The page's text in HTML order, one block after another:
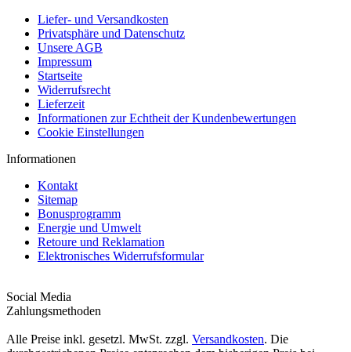
Liefer- und Versandkosten
Privatsphäre und Datenschutz
Unsere AGB
Impressum
Startseite
Widerrufsrecht
Lieferzeit
Informationen zur Echtheit der Kundenbewertungen
Cookie Einstellungen
Informationen
Kontakt
Sitemap
Bonusprogramm
Energie und Umwelt
Retoure und Reklamation
Elektronisches Widerrufsformular
Social Media
Zahlungsmethoden
Alle Preise inkl. gesetzl. MwSt. zzgl. Versandkosten. Die